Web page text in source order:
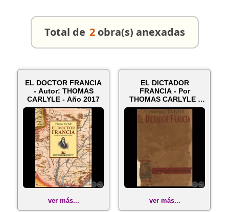
Total de 2 obra(s) anexadas
EL DOCTOR FRANCIA
- Autor: THOMAS
CARLYLE - Año 2017
ver más...
EL DICTADOR
FRANCIA - Por
THOMAS CARLYLE -
Año 1937
ver más...